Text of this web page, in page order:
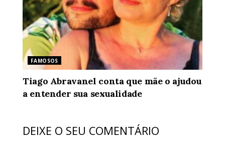
FAMOSOS
Tiago Abravanel conta que mãe o ajudou
a entender sua sexualidade
DEIXE O SEU COMENTÁRIO